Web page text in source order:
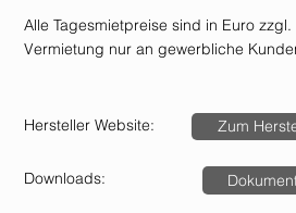
Alle Tagesmietpreise sind in Euro zzgl.
Vermietung nur an gewerbliche
Hersteller Website: Zum
Downloads: